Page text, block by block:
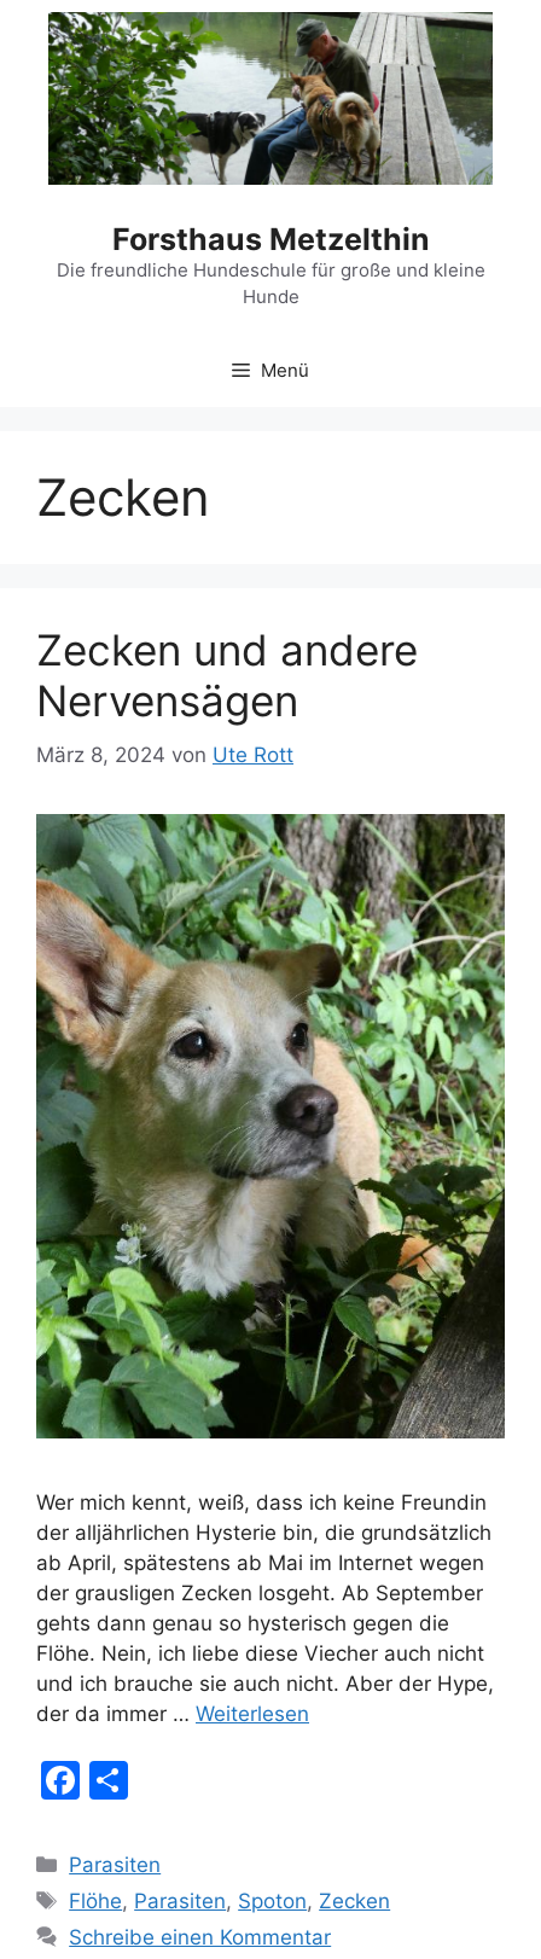
Inhalt
springen
Forsthaus Metzelthin
Die freundliche Hundeschule für große und kleine
Hunde
Menü
Zecken
Zecken und andere
Nervensägen
März 8, 2024 von Ute Rott
Wer mich kennt, weiß, dass ich keine Freundin
der alljährlichen Hysterie bin, die grundsätzlich
ab April, spätestens ab Mai im Internet wegen
der grausligen Zecken losgeht. Ab September
gehts dann genau so hysterisch gegen die
Flöhe. Nein, ich liebe diese Viecher auch nicht
und ich brauche sie auch nicht. Aber der Hype,
der da immer … Weiterlesen
F
c
e
b
le
n
Kategorien
Parasiten
Schlagwörter
Flöhe, Parasiten, Spoton, Zecken
Schreibe einen Kommentar